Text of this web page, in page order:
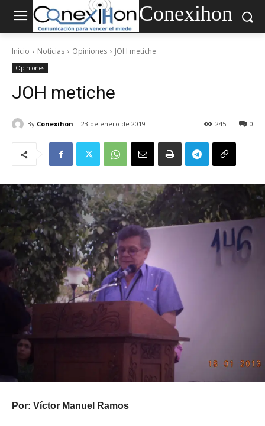
Conexihon
Inicio Noticias Opiniones JOH metiche
Opiniones
JOH metiche
By Conexihon 23 de enero de 2019 0
245
Por: Víctor Manuel Ramos